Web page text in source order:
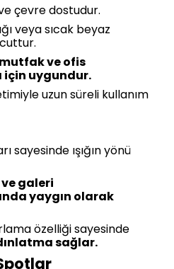
çevre dostudur.
veya sıcak beyaz
ve ofis
için uygundur.
uzun süreli kullanım
sayesinde ışığın yönü
galeri
yaygın olarak
özelliği sayesinde
sağlar.